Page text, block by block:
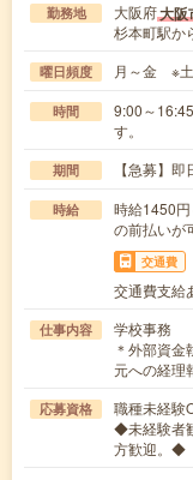
勤務地 大阪府大阪
杉本町駅か
曜日頻度 月～金 ※
時間
9:00～
す。
期間 【急募】
時給
時給1450
の前払いが
交通費
交通費支給
仕事内容
学校事務
＊外部資
元への経理
応募資格
職種未経験
◆未経験者
方歓迎。◆